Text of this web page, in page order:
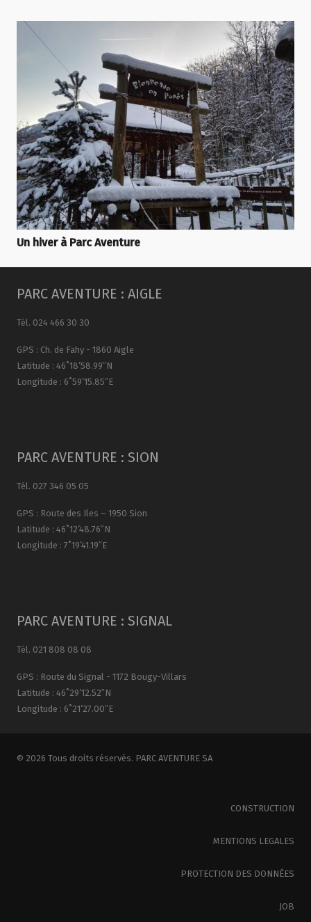
Un hiver à Parc Aventure
PARC AVENTURE : AIGLE
Tél. 024 466 30 30
GPS : Ch. de Fahy - 1860 Aigle
Latitude : 46˚18’58.99″N
Longitude : 6˚59’15.85″E
PARC AVENTURE : SION
Tél. 027 346 05 05
GPS : Route des Iles – 1950 Sion
Latitude : 46˚12’48.76″N
Longitude : 7˚19’41.19″E
PARC AVENTURE : SIGNAL
Tél. 021 808 08 08
GPS : Route du Signal - 1172 Bougy-Villars
Latitude : 46˚29’12.52″N
Longitude : 6˚21’27.00″E
© 2026 Tous droits réservés. PARC AVENTURE SA
CONSTRUCTION
MENTIONS LEGALES
PROTECTION DES DONNÉES
JOB